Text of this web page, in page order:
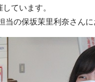
ています。
当の保坂茉里利奈さんに